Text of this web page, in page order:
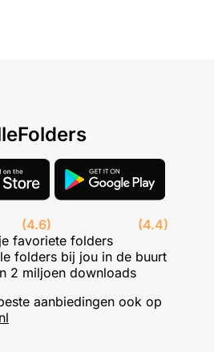
(4.6)
(4.4)
favoriete folders
folders bij jou in de buurt
2 miljoen downloads
aanbiedingen ook op